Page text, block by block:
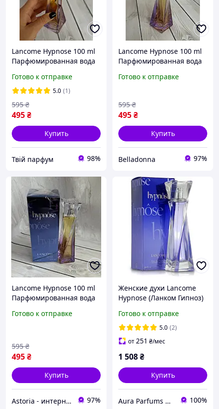
Lancome Hypnose 100 ml
Парфюмированная вода
мл Женские Hypnose от
Ланкоме
Готово к отправке
5.0 (1)
495₴
595 ₴
Купить
Твій парфум 98%
Lancome Hypnose 100 ml
Парфюмированная вода
Гипноз Женские 100 мл
Готово к отправке
495₴
595 ₴
Купить
Belladonna 97%
Lancome Hypnose 100 ml
Парфюмированная вода
Аромат Гипноз 100 мл
Готово к отправке
495₴
595 ₴
Купить
Astoria - интернет-магазин косметики и парфюмерии 97%
Женские духи Lancome
Hypnose (Ланком Гипноз)
75 ml/мл
Готово к отправке
5.0 (2)
от251 ₴/мес
1 508₴
Купить
Aura Parfums | Интернет-магазин парфюмерии и косметики 100%